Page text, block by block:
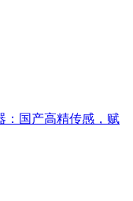
：国产高精传感，赋